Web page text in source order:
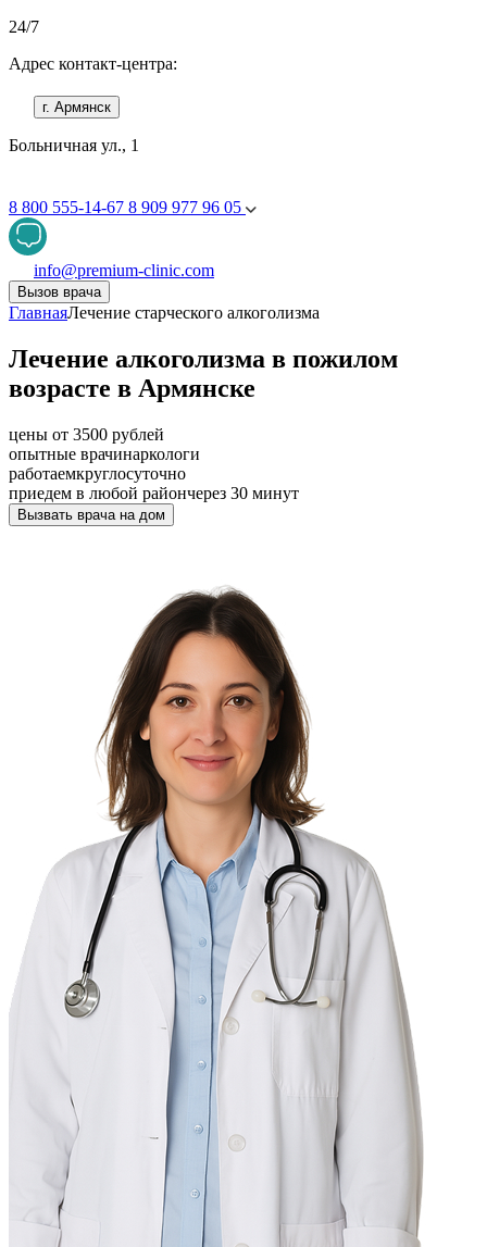
24/7
Адрес контакт-центра:
г. Армянск
Больничная ул., 1
8 800 555-14-67 8 909 977 96 05
info@premium-clinic.com
Вызов врача
ГлавнаяЛечение старческого алкоголизма
Лечение алкоголизма в пожилом
возрасте в Армянске
цены от 3500 рублей
опытные врачинаркологи
работаемкруглосуточно
приедем в любой райончерез 30 минут
Вызвать врача на дом